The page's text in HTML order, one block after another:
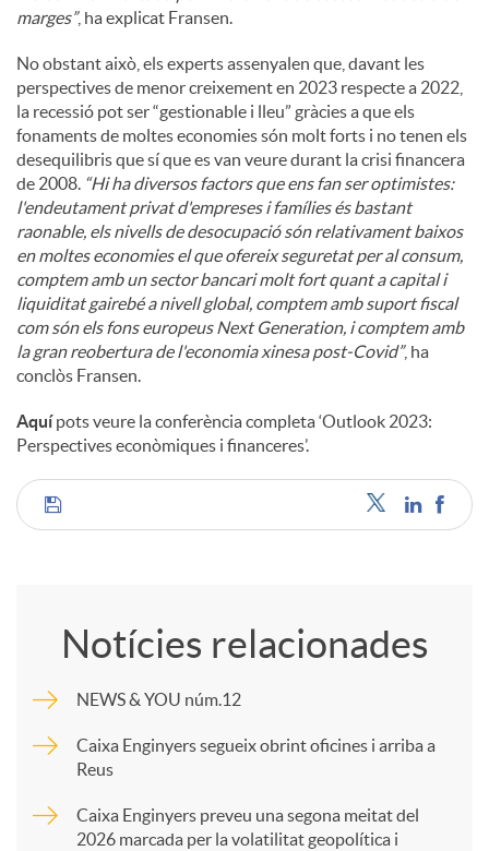
marges”, ha explicat Fransen.
No obstant això, els experts assenyalen que, davant les
perspectives de menor creixement en 2023 respecte a 2022,
la recessió pot ser “gestionable i lleu” gràcies a que els
fonaments de moltes economies són molt forts i no tenen els
desequilibris que sí que es van veure durant la crisi financera
de 2008. “Hi ha diversos factors que ens fan ser optimistes:
l'endeutament privat d'empreses i famílies és bastant
raonable, els nivells de desocupació són relativament baixos
en moltes economies el que ofereix seguretat per al consum,
comptem amb un sector bancari molt fort quant a capital i
liquiditat gairebé a nivell global, comptem amb suport fiscal
com són els fons europeus Next Generation, i comptem amb
la gran reobertura de l'economia xinesa post-Covid”, ha
conclòs Fransen.
Aquípots veure la conferència completa ‘Outlook 2023:
Perspectives econòmiques i financeres’.
C
m
p
a
Notícies relacionades
NEWS & YOU núm.12
Caixa Enginyers segueix obrint oficines i arriba a
Reus
Caixa Enginyers preveu una segona meitat del
2026 marcada per la volatilitat geopolítica i